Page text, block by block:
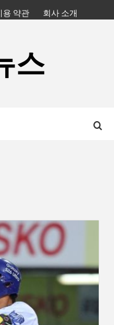
용 약관 회사 소개
스